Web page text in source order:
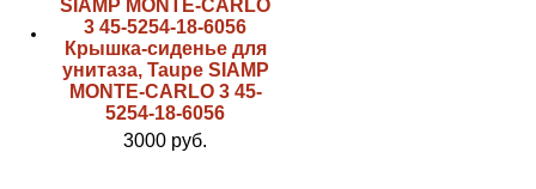
Крышка-сиденье для
унитаза, Taupe SIAMP
MONTE-CARLO 3 45-
5254-18-6056
3000 руб.